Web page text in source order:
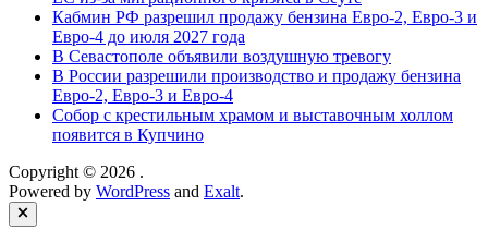
Кабмин РФ разрешил продажу бензина Евро-2, Евро-3 и
Евро-4 до июля 2027 года
В Севастополе объявили воздушную тревогу
В России разрешили производство и продажу бензина
Евро-2, Евро-3 и Евро-4
Собор с крестильным храмом и выставочным холлом
появится в Купчино
Copyright © 2026 .
Powered by WordPress and Exalt.
Close